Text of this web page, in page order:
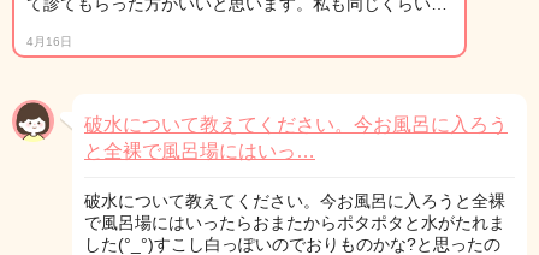
4月16日
破水について教えてください。今お風呂に入ろう
と全裸で風呂場にはいっ…
破水について教えてください。今お風呂に入ろうと全裸
で風呂場にはいったらおまたからポタポタと水がたれま
した(°_°)すこし白っぽいのでおりものかな?と思ったの